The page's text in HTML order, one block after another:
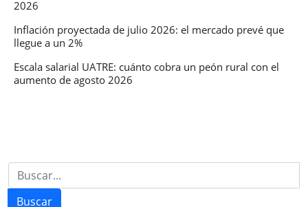
2026
Inflación proyectada de julio 2026: el mercado prevé que
llegue a un 2%
Escala salarial UATRE: cuánto cobra un peón rural con el
aumento de agosto 2026
Buscar